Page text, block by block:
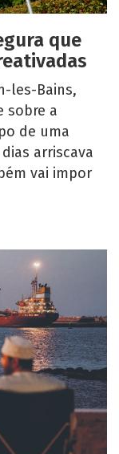
que
les-Bains,
sobre a
de uma
arriscava
vai impor